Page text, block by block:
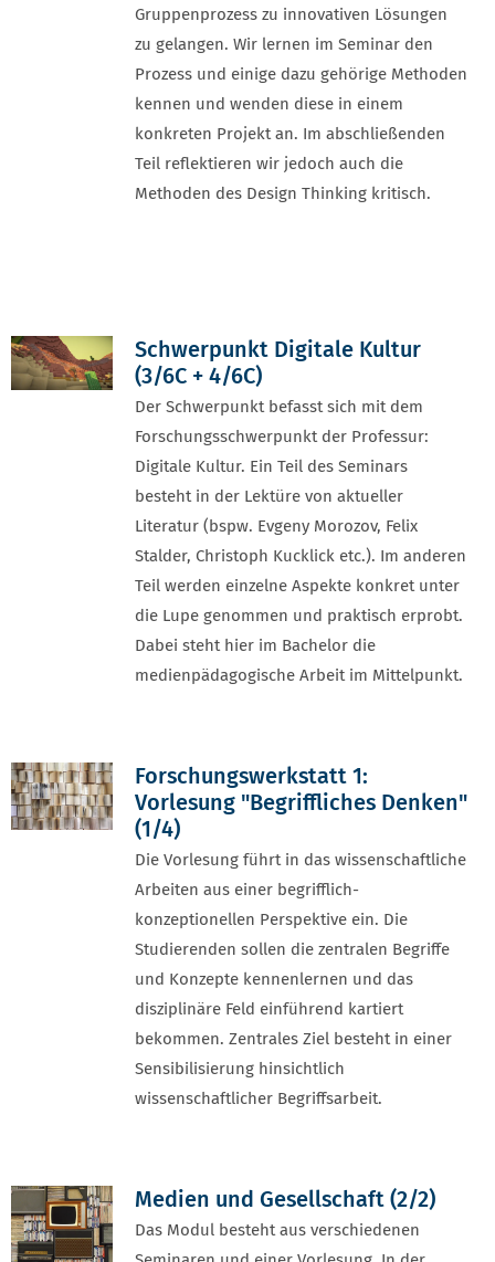
Gruppenprozess zu innovativen Lösungen
zu gelangen. Wir lernen im Seminar den
Prozess und einige dazu gehörige Methoden
kennen und wenden diese in einem
konkreten Projekt an. Im abschließenden
Teil reflektieren wir jedoch auch die
Methoden des Design Thinking kritisch.
Schwerpunkt Digitale Kultur
(3/6C + 4/6C)
Der Schwerpunkt befasst sich mit dem
Forschungsschwerpunkt der Professur:
Digitale Kultur. Ein Teil des Seminars
besteht in der Lektüre von aktueller
Literatur (bspw. Evgeny Morozov, Felix
Stalder, Christoph Kucklick etc.). Im anderen
Teil werden einzelne Aspekte konkret unter
die Lupe genommen und praktisch erprobt.
Dabei steht hier im Bachelor die
medienpädagogische Arbeit im Mittelpunkt.
Forschungswerkstatt 1:
Vorlesung "Begriffliches Denken"
(1/4)
Die Vorlesung führt in das wissenschaftliche
Arbeiten aus einer begrifflich-
konzeptionellen Perspektive ein. Die
Studierenden sollen die zentralen Begriffe
und Konzepte kennenlernen und das
disziplinäre Feld einführend kartiert
bekommen. Zentrales Ziel besteht in einer
Sensibilisierung hinsichtlich
wissenschaftlicher Begriffsarbeit.
Medien und Gesellschaft (2/2)
Das Modul besteht aus verschiedenen